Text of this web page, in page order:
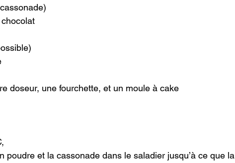
doseur, une fourchette, et un moule à cake
poudre et la cassonade dans le saladier jusqu’à ce que la